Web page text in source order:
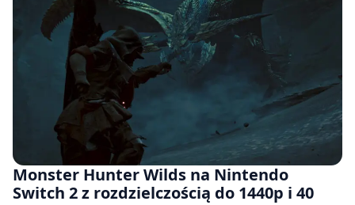
Monster Hunter Wilds na Nintendo
Switch 2 z rozdzielczością do 1440p i 40